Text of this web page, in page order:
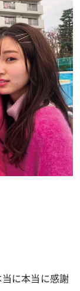
に本当に感謝